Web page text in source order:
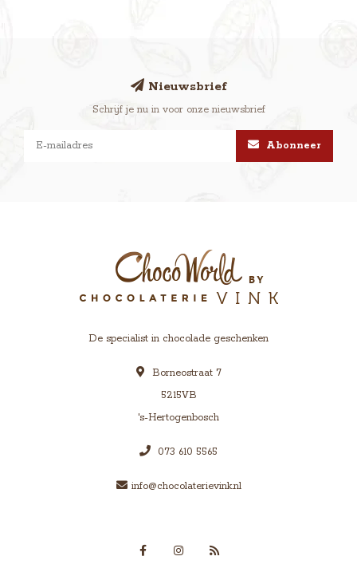
Nieuwsbrief
Schrijf je nu in voor onze nieuwsbrief
Abonneer
De specialist in chocolade geschenken
Borneostraat 7
5215VB
's-Hertogenbosch
073 610 5565
info@chocolaterievink.nl